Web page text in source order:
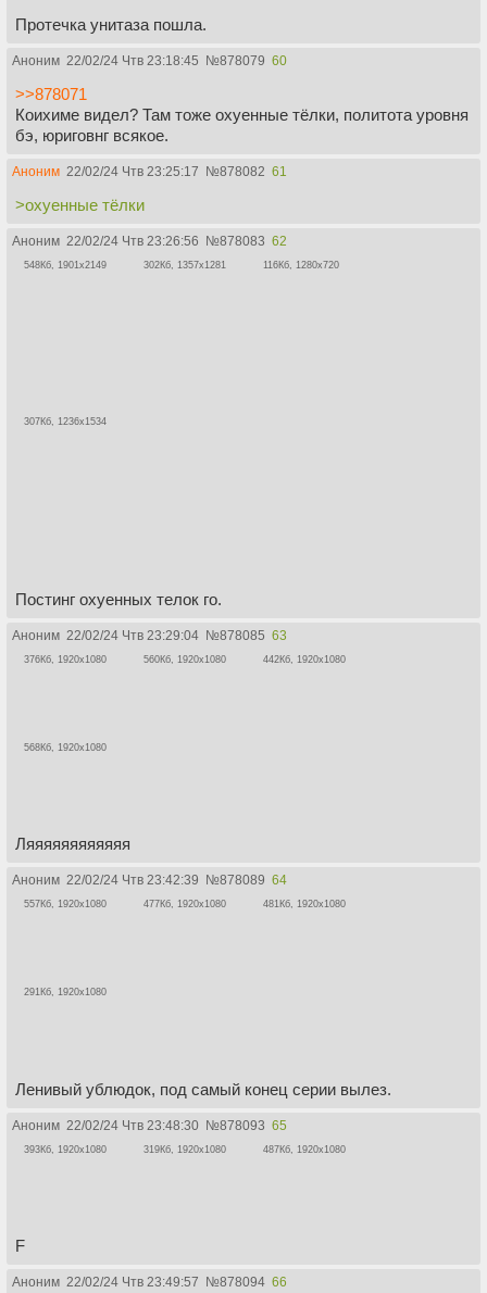
Протечка унитаза пошла.
Аноним 22/02/24 Чтв 23:18:45 №878079 60
>>878071
Коихиме видел? Там тоже охуенные тёлки, политота уровня
бэ, юриговнг всякое.
Аноним 22/02/24 Чтв 23:25:17 №878082 61
>охуенные тёлки
Аноним 22/02/24 Чтв 23:26:56 №878083 62
548Кб, 1901x2149 302Кб, 1357x1281 116Кб, 1280x720
307Кб, 1236x1534
Постинг охуенных телок го.
Аноним 22/02/24 Чтв 23:29:04 №878085 63
376Кб, 1920x1080 560Кб, 1920x1080 442Кб, 1920x1080
568Кб, 1920x1080
Ляяяяяяяяяяяя
Аноним 22/02/24 Чтв 23:42:39 №878089 64
557Кб, 1920x1080 477Кб, 1920x1080 481Кб, 1920x1080
291Кб, 1920x1080
Ленивый ублюдок, под самый конец серии вылез.
Аноним 22/02/24 Чтв 23:48:30 №878093 65
393Кб, 1920x1080 319Кб, 1920x1080 487Кб, 1920x1080
F
Аноним 22/02/24 Чтв 23:49:57 №878094 66